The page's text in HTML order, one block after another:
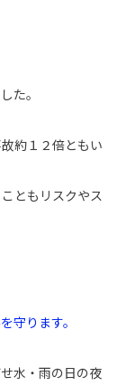
た。
約１２倍ともい
ともリスクやス
守ります。
水・雨の日の夜